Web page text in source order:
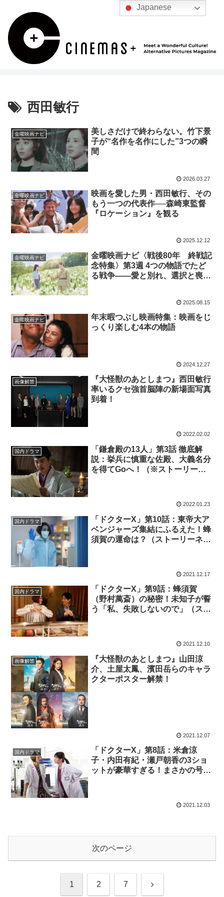
西田敏行
金曜映画ナビ
美しさだけで終わらない。竹下景
子が“名作を名作にした”3つの瞬
間
2026.03.27
金曜映画ナビ
映画を愛した男・西田敏行、その
もう一つの代表作──森崎東監督
『ロケーション』を観る
2025.12.12
金曜映画ナビ
金曜映画ナビ〈戦後80年 終戦記
念特集〉第3週 4つの物語でたど
る戦争——愛と別れ、選択と喪
2025.08.15
金曜映画ナビ
年末暇つぶし映画特集：映画をじ
っくり楽しむ4本の物語
2024.12.27
画像解禁
『大怪獣のあとしまつ』西田敏行
率いるクセ強首脳陣の新場面写真
到着！
2022.02.02
国内ドラマ
「鎌倉殿の13人」第3話 徹底解
説：挙兵に慎重な佐殿、大義名分
を得てGoへ！（※ストーリーネ
2022.01.23
国内ドラマ
「ドクターX」第10話：東帝大ア
ベンジャーズ集結にふるえた！蜂
須賀の運命は？（ストーリーネタ
2021.12.17
国内ドラマ
「ドクターX」第9話：蜂須賀
（野村萬斎）の秘密！未知子が誓
う「私、失敗しないので」（スト
2021.12.10
画像解禁
『大怪獣のあとしまつ』山田涼
介、土屋太鳳、濱田岳らのキャラ
クターポスター解禁！
2021.12.07
国内ドラマ
「ドクターX」第8話：米倉涼
子・内田有紀・瀬戸朝香の3ショ
ットが豪華すぎる！まさかの号泣
2021.12.03
次のページ
1 2 7 次
Japanese